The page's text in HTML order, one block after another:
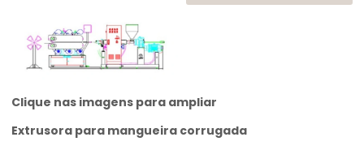
Clique nas imagens para ampliar
Extrusora para mangueira corrugada